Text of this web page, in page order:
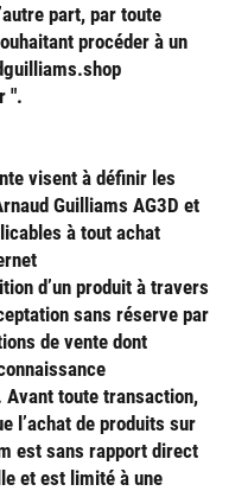
part, par toute
procéder à un
".
visent à définir les
Guilliams AG3D et
à tout achat
d’un produit à travers
sans réserve par
de vente dont
Avant toute transaction,
l’achat de produits sur
est sans rapport direct
et est limité à une